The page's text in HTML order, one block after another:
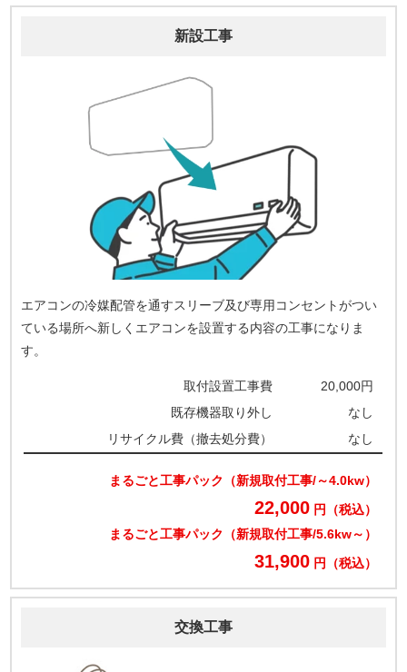
新設工事
エアコンの冷媒配管を通すスリーブ及び専用コンセントがつい
ている場所へ新しくエアコンを設置する内容の工事になりま
す。
取付設置工事費
20,000円
既存機器取り外し
なし
リサイクル費（撤去処分費）
なし
まるごと工事パック（新規取付工事/～4.0kw）
22,000 円（税込）
まるごと工事パック（新規取付工事/5.6kw～）
31,900 円（税込）
交換工事